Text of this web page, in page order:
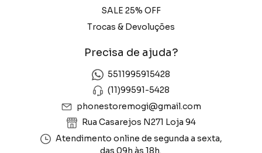
SALE 25% OFF
Trocas & Devoluções
Precisa de ajuda?
5511995915428
(11)99591-5428
phonestoremogi@gmail.com
Rua Casarejos N271 Loja 94
Atendimento online de segunda a sexta,
das 09h às 18h.